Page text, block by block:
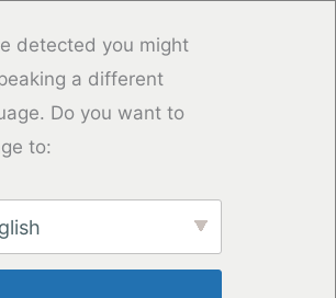
detected you might
a different
Do you want to
to: